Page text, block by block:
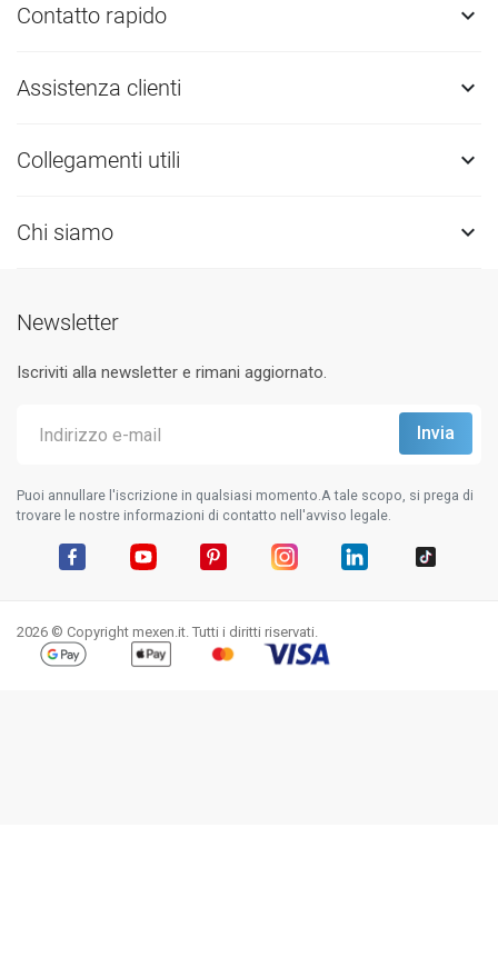
Contatto rapido 
Assistenza clienti 
Collegamenti utili 
Chi siamo 
Newsletter
Iscriviti alla newsletter e rimani aggiornato.
Puoi annullare l'iscrizione in qualsiasi momento.A tale scopo, si prega di
trovare le nostre informazioni di contatto nell'avviso legale.
2026 © Copyright mexen.it. Tutti i diritti riservati.